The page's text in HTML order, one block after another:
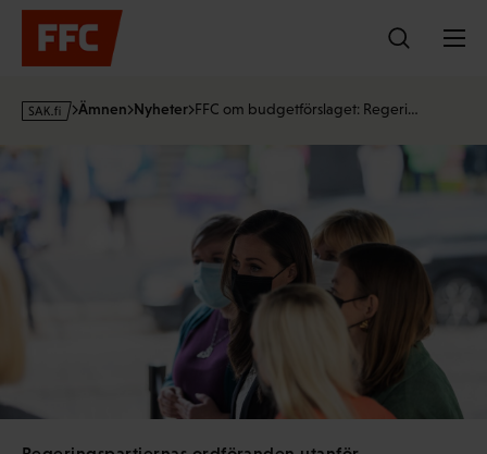
Hoppa
innehållet
s
Ämnen Nyheter FFC om budgetförslaget: Regeri…